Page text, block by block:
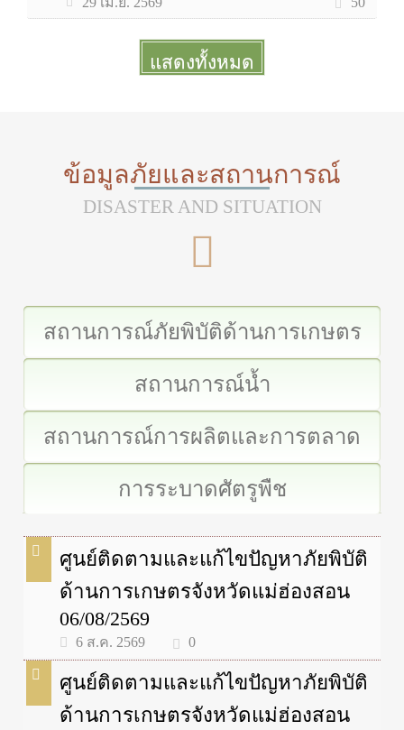
แสดงทั้งหมด
ข้อมูลภัยและสถานการณ์
DISASTER AND SITUATION
สถานการณ์ภัยพิบัติด้านการเกษตร
สถานการณ์น้ำ
สถานการณ์การผลิตและการตลาด
การระบาดศัตรูพืช
ศูนย์ติดตามและแก้ไขปัญหาภัยพิบัติ
ด้านการเกษตรจังหวัดแม่ฮ่องสอน
06/08/2569
6 ส.ค. 2569 0
ศูนย์ติดตามและแก้ไขปัญหาภัยพิบัติ
ด้านการเกษตรจังหวัดแม่ฮ่องสอน